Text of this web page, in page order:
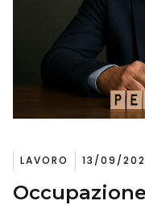
LAVORO 13/09/